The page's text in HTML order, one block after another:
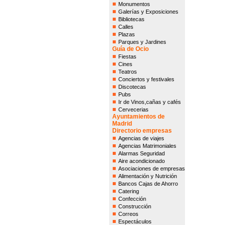
Monumentos
Galerías y Exposiciones
Bibliotecas
Calles
Plazas
Parques y Jardines
Guía de Ocio
Fiestas
Cines
Teatros
Conciertos y festivales
Discotecas
Pubs
Ir de Vinos,cañas y cafés
Cervecerias
Ayuntamientos de
Madrid
Directorio empresas
Agencias de viajes
Agencias Matrimoniales
Alarmas Seguridad
Aire acondicionado
Asociaciones de empresas
Alimentación y Nutrición
Bancos Cajas de Ahorro
Catering
Confección
Construcción
Correos
Espectáculos